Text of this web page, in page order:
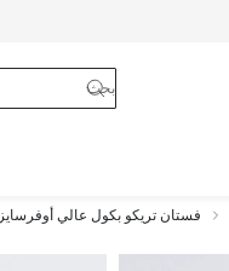
فستان تريكو بكول عالي أوفرسايز